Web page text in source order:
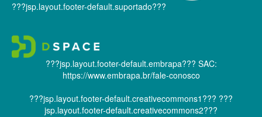
???jsp.layout.footer-default.suportado???
???jsp.layout.footer-default.embrapa??? SAC:
https://www.embrapa.br/fale-conosco
???jsp.layout.footer-default.creativecommons1??? ???
jsp.layout.footer-default.creativecommons2???